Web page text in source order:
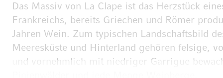
Das Massiv von La Clape ist das Herzstück
Frankreichs, bereits Griechen und Römer
Jahren Wein. Zum typischen Landschaftsbild
Meeresküste und Hinterland gehören felsige,
und vornehmlich mit niedriger Garrigue